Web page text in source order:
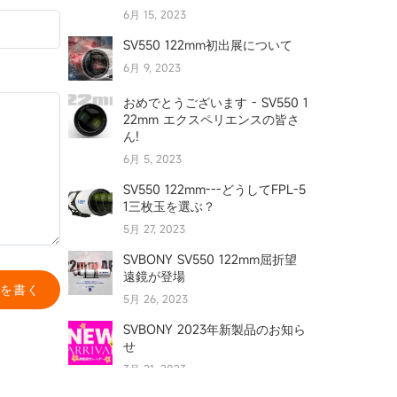
書く
6月 15, 2023
SV550 122mm初出展について
6月 9, 2023
おめでとうございます - SV550 1
22mm エクスペリエンスの皆さ
ん!
6月 5, 2023
SV550 122mm---どうしてFPL-5
1三枚玉を選ぶ？
5月 27, 2023
SVBONY SV550 122mm屈折望
遠鏡が登場
5月 26, 2023
SVBONY 2023年新製品のお知ら
せ
3月 21, 2023